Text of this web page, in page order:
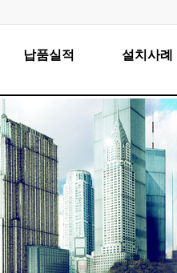
납품실적
국내
설치사례
설치사례